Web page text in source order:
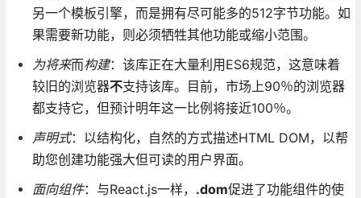
另一个模板引擎，而是拥有尽可能多的512字节功能。如
果需要新功能，则必须牺牲其他功能或缩小范围。
为将来而构建：该库正在大量利用ES6规范，这意味着
较旧的浏览器不支持该库。目前，市场上90％的浏览器
都支持它，但预计明年这一比例将接近100％。
声明式：以结构化，自然的方式描述HTML DOM，以帮
助您创建功能强大但可读的用户界面。
面向组件：与React.js一样， .dom促进了功能组件的使